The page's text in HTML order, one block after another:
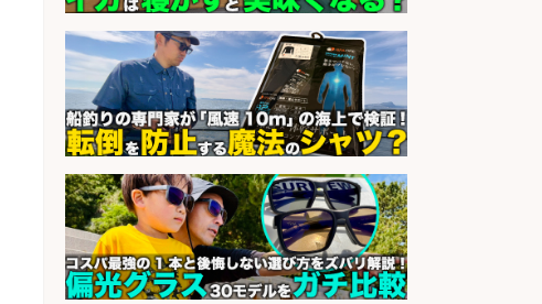
会社名 マンパワーグループ株式会社
sponsored by 求人ボックス
営業事務/釣り具メーカーでの営業
アシスタントのお仕事/残業なし/即
日勤務可/営業事務/軽作業
会社名 株式会社パソナ
sponsored by 求人ボックス